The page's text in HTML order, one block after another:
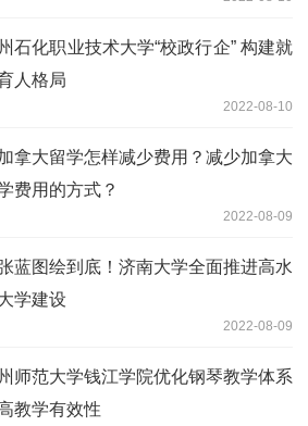
石化职业技术大学“校政行企” 构建就
人格局
2022-08-10
拿大留学怎样减少费用？减少加拿大
费用的方式？
2022-08-09
蓝图绘到底！济南大学全面推进高水
学建设
2022-08-09
师范大学钱江学院优化钢琴教学体系
教学有效性